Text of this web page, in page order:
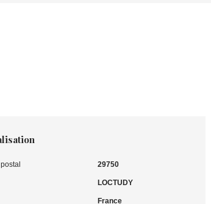
29750
LOCTUDY
France